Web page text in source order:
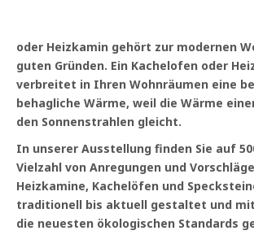
oder Heizkamin gehört zur modernen
guten Gründen. Ein Kachelofen oder
verbreitet in Ihren Wohnräumen eine
behagliche Wärme, weil die Wärme
den Sonnenstrahlen gleicht.
In unserer Ausstellung finden Sie auf
Vielzahl von Anregungen und
Heizkamine, Kachelöfen und
traditionell bis aktuell gestaltet und
die neuesten ökologischen Standards